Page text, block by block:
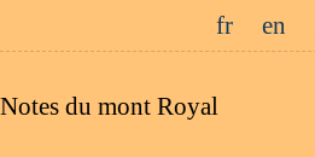
au
fr en
Notes du mont Royal